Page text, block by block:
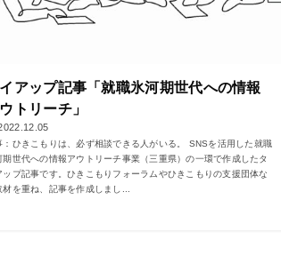
アップ記事「就職氷河期世代への情報
トリーチ」
：ひきこもりは、必ず相談できる人がいる。 SNSを活用した就職
期世代への情報アウトリーチ事業（三重県）の一環で作成したタ
ップ記事です。ひきこもりフォーラムやひきこもりの支援団体な
材を重ね、記事を作成しまし...